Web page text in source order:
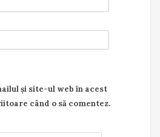
și site-ul web în acest
când o să comentez.